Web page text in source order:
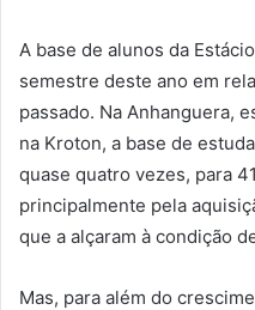
A base de alunos da
semestre deste ano em
passado. Na Anhanguera,
na Kroton, a base de
quase quatro vezes, para
principalmente pela
que a alçaram à condição
Mas, para além do